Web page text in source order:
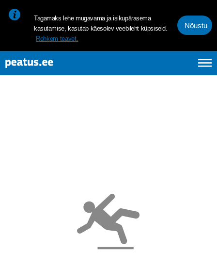
Tagamaks lehe mugavama ja isikupärasema
kasutamise, kasutab käesolev veebileht küpsiseid.
Rohkem teavet.
Nõustu